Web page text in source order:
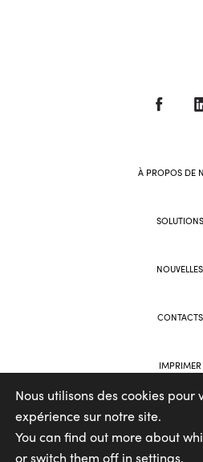
À PROPOS DE
SOLUTIONS
NOUVELLES
CONTACTS
IMPRIMER
Nous utilisons des cookies
expérience sur notre site.
You can find out more about
or switch them off in settings.